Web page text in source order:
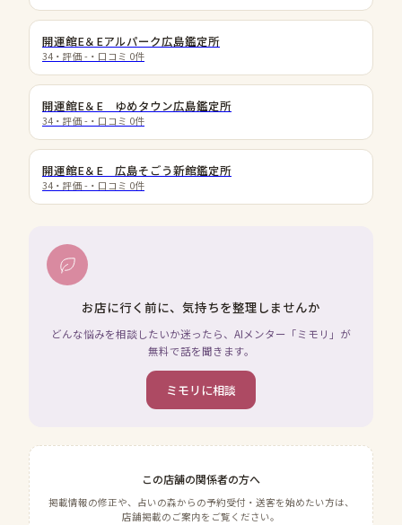
開運館E＆Eアルパーク広島鑑定所
34 ・評価 - ・口コミ 0件
開運館E＆E ゆめタウン広島鑑定所
34 ・評価 - ・口コミ 0件
開運館E＆E 広島そごう新館鑑定所
34 ・評価 - ・口コミ 0件
お店に行く前に、気持ちを整理しませんか
どんな悩みを相談したいか迷ったら、AIメンター「ミモリ」が
無料で話を聞きます。
ミモリに相談
この店舗の関係者の方へ
掲載情報の修正や、占いの森からの予約受付・送客を始めたい方は、
店舗掲載のご案内をご覧ください。